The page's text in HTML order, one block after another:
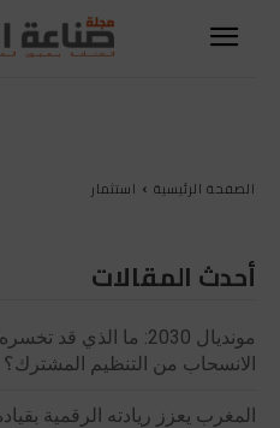
الصفحة الرئيسية استثمار
أحدث المقالات
مونديال 2030: ما الذي
الانسحاب من التنظيم المشترك؟
المغرب يعزز ريادته الرقمية